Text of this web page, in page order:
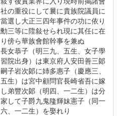
社の重役にして曩に貴族院議員に
當選し大正三四年事件の功に依り
勳三等に陞敍せられ現に其任に在
り傍ら華族會館幹事を兼ぬ
長女恭子（明三九、五生、女子學
習院出身）は東京府人安田善三郞
嗣子岩次郞に姉多惠子（慶應三、
五生）は宮中顧問官長崎省吾に嫁
し弟豐次郞（明四、一二生）は分
家して子爵九鬼隆輝妹憲子（同一
六、一二生）を娶れり